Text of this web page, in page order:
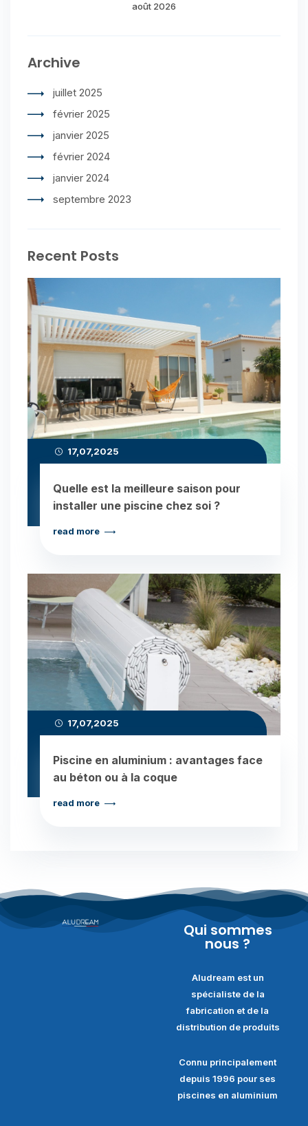
août 2026
Archive
juillet 2025
février 2025
janvier 2025
février 2024
janvier 2024
septembre 2023
Recent Posts
17,07,2025
Quelle est la meilleure saison pour
installer une piscine chez soi ?
read more
17,07,2025
Piscine en aluminium : avantages face
au béton ou à la coque
read more
Qui sommes
nous ?
Aludream est un
spécialiste de la
fabrication et de la
distribution de produits
Connu principalement
depuis 1996 pour ses
piscines en aluminium